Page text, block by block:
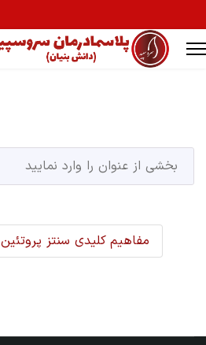
بخشی از عنوان را وارد نمایید
مفاهیم کلیدی سنتز پروتئین